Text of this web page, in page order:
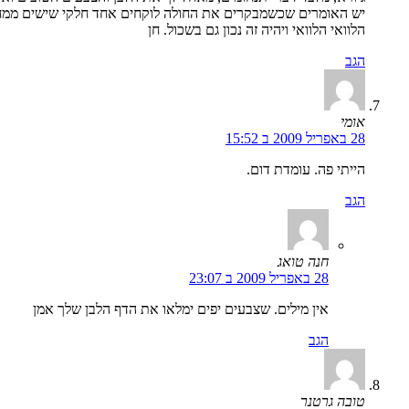
יש האומרים שכשמבקרים את החולה לוקחים אחד חלקי שישים
הלוואי הלוואי ויהיה זה נכון גם בשכול. חן
הגב
אומי
28 באפריל 2009 ב 15:52
הייתי פה. עומדת דום.
הגב
חנה טואג
28 באפריל 2009 ב 23:07
אין מילים. שצבעים יפים ימלאו את הדף הלבן שלך אמן
הגב
טובה גרטנר